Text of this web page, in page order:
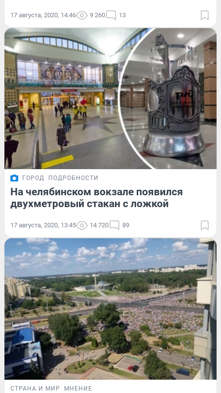
17 августа, 2020, 14:46 9 260 13
ГОРОД ПОДРОБНОСТИ
На челябинском вокзале появился
двухметровый стакан с ложкой
17 августа, 2020, 13:45 14 720 89
СТРАНА И МИР МНЕНИЕ